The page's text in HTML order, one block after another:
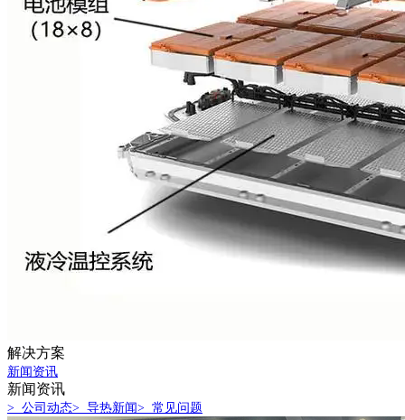
解决方案
新闻资讯
新闻资讯
> 公司动态> 导热新闻> 常见问题